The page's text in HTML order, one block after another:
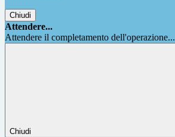
Chiudi
Attendere...
Attendere il completamento dell'operazione...
Chiudi